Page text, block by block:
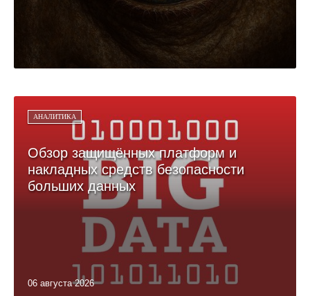
АНАЛИТИКА
Обзор защищённых платформ и
накладных средств безопасности
больших данных
06 августа 2026